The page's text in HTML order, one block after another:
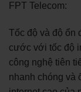
FPT Telecom:
Tốc độ và độ ổn
cước với tốc độ
công nghệ tiên
nhanh chóng và